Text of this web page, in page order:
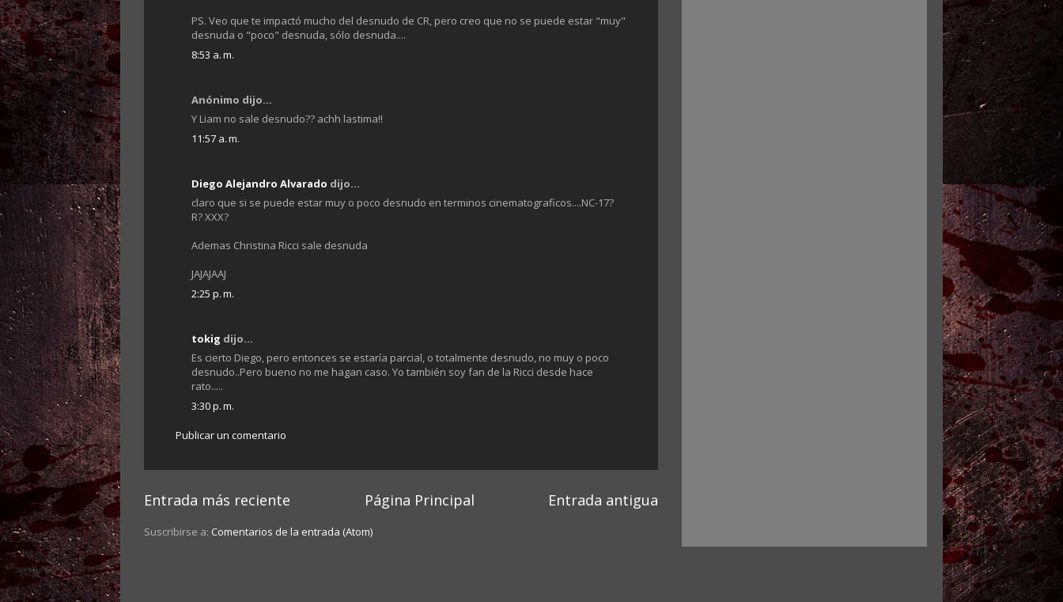
PS. Veo que te impactó mucho del desnudo de CR, pero creo que no se puede estar "muy"
desnuda o "poco" desnuda, sólo desnuda....
8:53 a. m.
Anónimo dijo...
Y Liam no sale desnudo?? achh lastima!!
11:57 a. m.
Diego Alejandro Alvarado dijo...
claro que si se puede estar muy o poco desnudo en terminos cinematograficos....NC-17?
R? XXX?
Ademas Christina Ricci sale desnuda
JAJAJAAJ
2:25 p. m.
tokig dijo...
Es cierto Diego, pero entonces se estaría parcial, o totalmente desnudo, no muy o poco
desnudo..Pero bueno no me hagan caso. Yo también soy fan de la Ricci desde hace
rato.....
3:30 p. m.
Publicar un comentario
Entrada más reciente Entrada antigua
Página Principal
Suscribirse a: Comentarios de la entrada (Atom)